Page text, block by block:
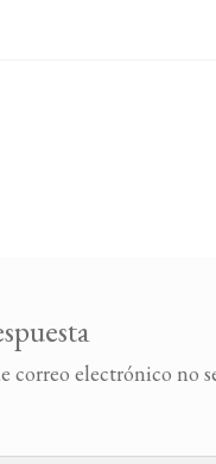
correo electrónico no